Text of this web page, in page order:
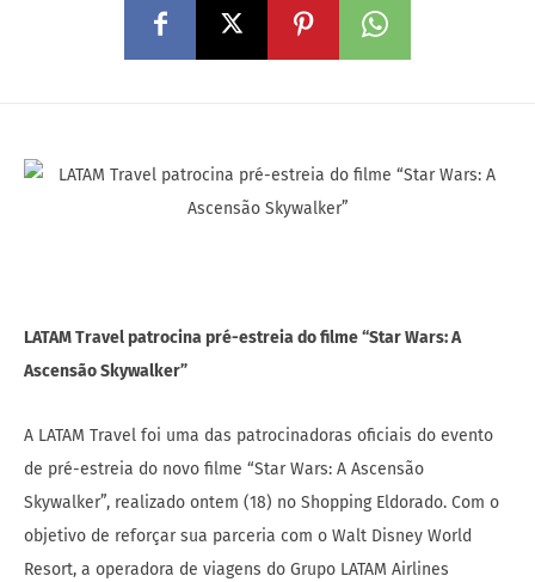
LATAM Travel patrocina pré-estreia do filme “Star Wars: A
Ascensão Skywalker”
A LATAM Travel foi uma das patrocinadoras oficiais do evento
de pré-estreia do novo filme “Star Wars: A Ascensão
Skywalker”, realizado ontem (18) no Shopping Eldorado. Com o
objetivo de reforçar sua parceria com o Walt Disney World
Resort, a operadora de viagens do Grupo LATAM Airlines